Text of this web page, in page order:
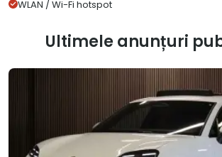
WLAN / Wi-Fi hotspot
Ultimele anunțuri